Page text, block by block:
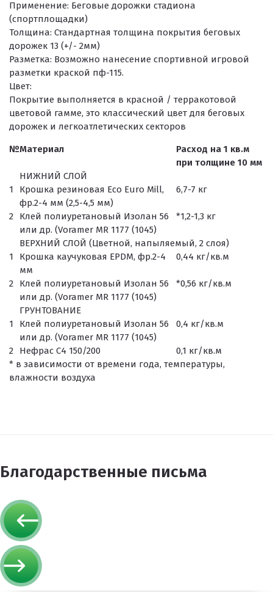
Применение: Беговые дорожки стадиона
(спортплощадки)
Толщина: Стандартная толщина покрытия беговых
дорожек 13 (+/- 2мм)
Разметка: Возможно нанесение спортивной игровой
разметки краской пф-115.
Цвет:
Покрытие выполняется в красной / терракотовой
цветовой гамме, это классический цвет для беговых
дорожек и легкоатлетических секторов
№Материал
Расход на 1 кв.м
при толщине 10 мм
НИЖНИЙ СЛОЙ
1
Крошка резиновая Eco Euro Mill,
фр.2-4 мм (2,5-4,5 мм)
6,7-7 кг
2
Клей полиуретановый Изолан 56
или др. (Voramer MR 1177 (1045)
*1,2-1,3 кг
ВЕРХНИЙ СЛОЙ (Цветной, напыляемый, 2 слоя)
1
Крошка каучуковая EPDM, фр.2-4
мм
0,44 кг/кв.м
2
Клей полиуретановый Изолан 56
или др. (Voramer MR 1177 (1045)
*0,56 кг/кв.м
ГРУНТОВАНИЕ
1
Клей полиуретановый Изолан 56
или др. (Voramer MR 1177 (1045)
0,4 кг/кв.м
2 Нефрас С4 150/200
0,1 кг/кв.м
* в зависимости от времени года, температуры,
влажности воздуха
Благодарственные письма